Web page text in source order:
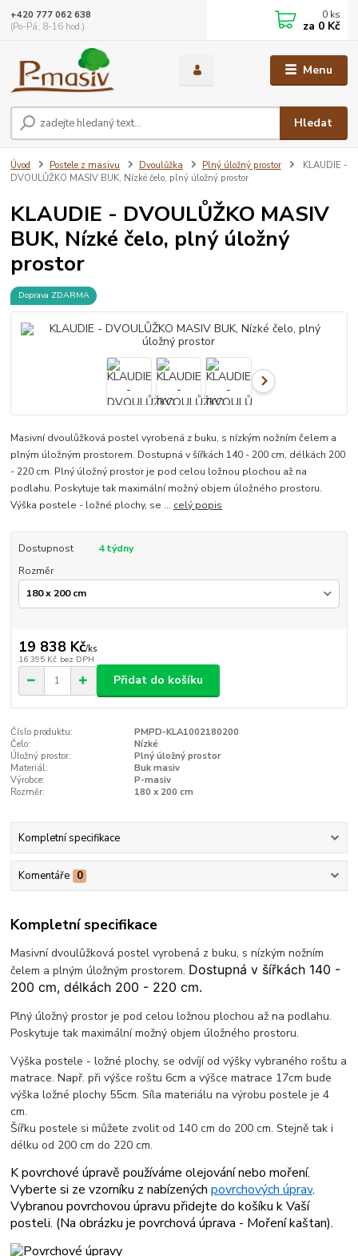
Menu
Hledat
+420 777 062 638
(Po-Pá, 8-16 hod.)
0 ks
za 0 Kč
Úvod Postele z masivu Dvoulůžka Plný úložný prostor
KLAUDIE -
DVOULŮŽKO MASIV BUK, Nízké čelo, plný úložný prostor
KLAUDIE - DVOULŮŽKO MASIV
BUK, Nízké čelo, plný úložný
prostor
Doprava ZDARMA
Masivní dvoulůžková postel vyrobená z buku, s nízkým nožním čelem a
plným úložným prostorem. Dostupná v šířkách 140 - 200 cm, délkách 200
- 220 cm. Plný úložný prostor je pod celou ložnou plochou až na
podlahu. Poskytuje tak maximální možný objem úložného prostoru.
Výška postele - ložné plochy, se ... celý popis
Dostupnost
4 týdny
Rozměr
19 838 Kč/ks
16 395 Kč bez DPH
Přidat do košíku
Číslo produktu:
PMPD-KLA1002180200
Čelo:
Nízké
Úložný prostor:
Plný úložný prostor
Materiál:
Buk masiv
Výrobce:
P-masiv
Rozměr:
180 x 200 cm
Kompletní specifikace
Komentáře 0
Kompletní specifikace
Masivní dvoulůžková postel vyrobená z buku, s nízkým nožním
čelem a plným úložným prostorem. Dostupná v šířkách 140 -
200 cm, délkách 200 - 220 cm.
Plný úložný prostor je pod celou ložnou plochou až na podlahu.
Poskytuje tak maximální možný objem úložného prostoru.
Výška postele - ložné plochy, se odvíjí od výšky vybraného roštu a
matrace. Např. při výšce roštu 6cm a výšce matrace 17cm bude
výška ložné plochy 55cm. Síla materiálu na výrobu postele je 4
cm.
Šířku postele si můžete zvolit od 140 cm do 200 cm. Stejně tak i
délku od 200 cm do 220 cm.
K povrchové úpravě používáme olejování nebo moření.
Vyberte si ze vzorníku z nabízenýchpovrchových úprav.
Vybranou povrchovou úpravu přidejte do košíku k Vaší
posteli. (Na obrázku je povrchová úprava - Moření kaštan).